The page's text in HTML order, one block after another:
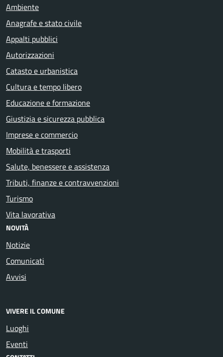
Ambiente
Anagrafe e stato civile
Appalti pubblici
Autorizzazioni
Catasto e urbanistica
Cultura e tempo libero
Educazione e formazione
Giustizia e sicurezza pubblica
Imprese e commercio
Mobilità e trasporti
Salute, benessere e assistenza
Tributi, finanze e contravvenzioni
Turismo
Vita lavorativa
NOVITÀ
Notizie
Comunicati
Avvisi
VIVERE IL COMUNE
Luoghi
Eventi